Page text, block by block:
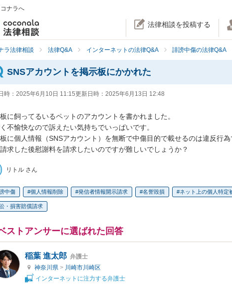
ナラへ
法律相談を投稿する
ラ法律相談 法律Q&A インターネットの法律Q&A 誹謗中傷の法律Q&A
SNSアカウントを掲示板にかかれた
時： 2025年6月10日 11:15更新日時： 2025年6月13日 12:48
に飼ってるいるペットのアカウントを書かれました。
不愉快なので訴えたい気持ちでいっぱいです。
に個人情報（SNSアカウント）を無断で中傷目的で載せるのは違反行為
求した後慰謝料を請求したいのですが難しいでしょうか？
リトル さん
中傷 個人情報削除 発信者情報開示請求 名誉毀損 ネット上の個人特定
・損害賠償請求
ストアンサーに選ばれた回答
稲葉 進太郎 弁護士
神奈川県 > 川崎市川崎区
インターネットに注力する弁護士